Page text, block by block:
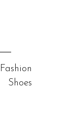
Fashion
Shoes